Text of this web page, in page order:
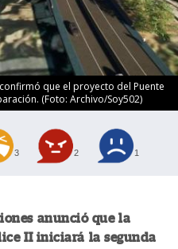
que el proyecto del Puente
(Foto: Archivo/Soy502)
3 2 1
anunció que la
II iniciará la segunda